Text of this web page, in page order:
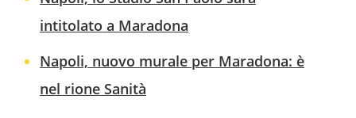
intitolato a Maradona
Napoli, nuovo murale per Maradona: è
nel rione Sanità